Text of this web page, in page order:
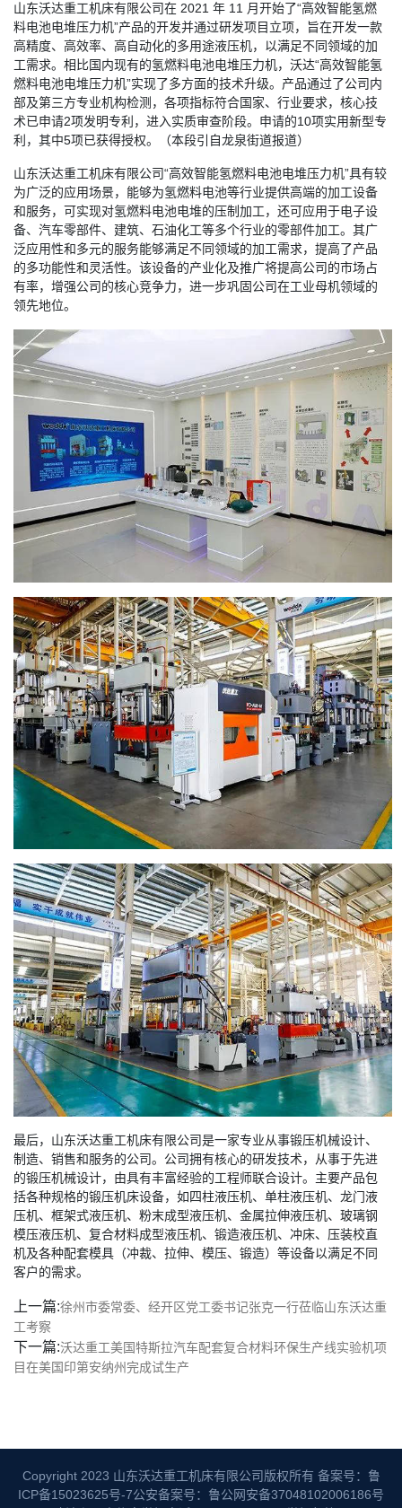
山东沃达重工机床有限公司在 2021 年 11 月开始了“高效智能氢燃
料电池电堆压力机”产品的开发并通过研发项目立项，旨在开发一款
高精度、高效率、高自动化的多用途液压机，以满足不同领域的加
工需求。相比国内现有的氢燃料电池电堆压力机，沃达“高效智能氢
燃料电池电堆压力机”实现了多方面的技术升级。产品通过了公司内
部及第三方专业机构检测，各项指标符合国家、行业要求，核心技
术已申请2项发明专利，进入实质审查阶段。申请的10项实用新型专
利，其中5项已获得授权。（本段引自龙泉街道报道）
山东沃达重工机床有限公司“高效智能氢燃料电池电堆压力机”具有较
为广泛的应用场景，能够为氢燃料电池等行业提供高端的加工设备
和服务，可实现对氢燃料电池电堆的压制加工，还可应用于电子设
备、汽车零部件、建筑、石油化工等多个行业的零部件加工。其广
泛应用性和多元的服务能够满足不同领域的加工需求，提高了产品
的多功能性和灵活性。该设备的产业化及推广将提高公司的市场占
有率，增强公司的核心竞争力，进一步巩固公司在工业母机领域的
领先地位。
最后，山东沃达重工机床有限公司是一家专业从事锻压机械设计、
制造、销售和服务的公司。公司拥有核心的研发技术，从事于先进
的锻压机械设计，由具有丰富经验的工程师联合设计。主要产品包
括各种规格的锻压机床设备，如四柱液压机、单柱液压机、龙门液
压机、框架式液压机、粉末成型液压机、金属拉伸液压机、玻璃钢
模压液压机、复合材料成型液压机、锻造液压机、冲床、压装校直
机及各种配套模具（冲裁、拉伸、模压、锻造）等设备以满足不同
客户的需求。
上一篇:徐州市委常委、经开区党工委书记张克一行莅临山东沃达重
工考察
下一篇:沃达重工美国特斯拉汽车配套复合材料环保生产线实验机项
目在美国印第安纳州完成试生产
Copyright 2023 山东沃达重工机床有限公司版权所有 备案号：鲁
ICP备15023625号-7公安备案号：鲁公网安备37048102006186号